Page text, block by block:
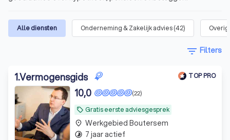
Alle diensten Onderneming & Zakelijk advies(42)
filter_list Filters
1.Vermogensgids TOP PRO
local_offer Gratis eerste adviesgesprek
(22)
10,0
place Werkgebied Boutersem
timelapse 7 jaar actief